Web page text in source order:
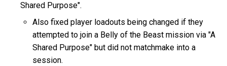
Shared Purpose".
Also fixed player loadouts being changed if they
attempted to join a Belly of the Beast mission via "A
Shared Purpose" but did not matchmake into a
session.